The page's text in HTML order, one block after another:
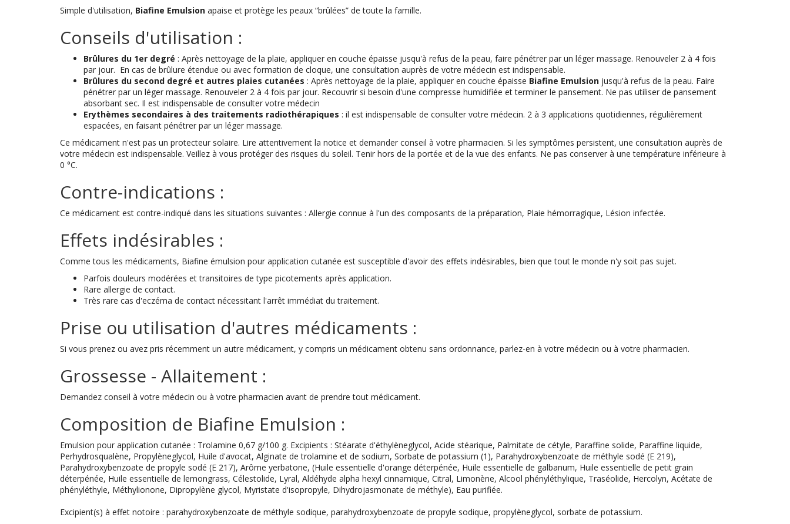
Simple d'utilisation, Biafine Emulsion apaise et protège les peaux “brûlées” de toute la famille.
Conseils d'utilisation :
Brûlures du 1er degré : Après nettoyage de la plaie, appliquer en couche épaisse jusqu'à refus de la peau, faire pénétrer par un léger massage. Renouveler 2 à 4 fois
par jour. En cas de brûlure étendue ou avec formation de cloque, une consultation auprès de votre médecin est indispensable.
Brûlures du second degré et autres plaies cutanées : Après nettoyage de la plaie, appliquer en couche épaisse Biafine Emulsion jusqu'à refus de la peau. Faire
pénétrer par un léger massage. Renouveler 2 à 4 fois par jour. Recouvrir si besoin d'une compresse humidifiée et terminer le pansement. Ne pas utiliser de pansement
absorbant sec. Il est indispensable de consulter votre médecin
Erythèmes secondaires à des traitements radiothérapiques : il est indispensable de consulter votre médecin. 2 à 3 applications quotidiennes, régulièrement
espacées, en faisant pénétrer par un léger massage.
Ce médicament n'est pas un protecteur solaire. Lire attentivement la notice et demander conseil à votre pharmacien. Si les symptômes persistent, une consultation auprès de
votre médecin est indispensable. Veillez à vous protéger des risques du soleil. Tenir hors de la portée et de la vue des enfants. Ne pas conserver à une température inférieure à
0 °C.
Contre-indications :
Ce médicament est contre-indiqué dans les situations suivantes : Allergie connue à l'un des composants de la préparation, Plaie hémorragique, Lésion infectée.
Effets indésirables :
Comme tous les médicaments, Biafine émulsion pour application cutanée est susceptible d'avoir des effets indésirables, bien que tout le monde n'y soit pas sujet.
Parfois douleurs modérées et transitoires de type picotements après application.
Rare allergie de contact.
Très rare cas d'eczéma de contact nécessitant l'arrêt immédiat du traitement.
Prise ou utilisation d'autres médicaments :
Si vous prenez ou avez pris récemment un autre médicament, y compris un médicament obtenu sans ordonnance, parlez-en à votre médecin ou à votre pharmacien.
Grossesse - Allaitement :
Demandez conseil à votre médecin ou à votre pharmacien avant de prendre tout médicament.
Composition de Biafine Emulsion :
Emulsion pour application cutanée : Trolamine 0,67 g/100 g. Excipients : Stéarate d'éthylèneglycol, Acide stéarique, Palmitate de cétyle, Paraffine solide, Paraffine liquide,
Perhydrosqualène, Propylèneglycol, Huile d'avocat, Alginate de trolamine et de sodium, Sorbate de potassium (1), Parahydroxybenzoate de méthyle sodé (E 219),
Parahydroxybenzoate de propyle sodé (E 217), Arôme yerbatone, (Huile essentielle d'orange déterpénée, Huile essentielle de galbanum, Huile essentielle de petit grain
déterpénée, Huile essentielle de lemongrass, Célestolide, Lyral, Aldéhyde alpha hexyl cinnamique, Citral, Limonène, Alcool phényléthylique, Traséolide, Hercolyn, Acétate de
phényléthyle, Méthylionone, Dipropylène glycol, Myristate d'isopropyle, Dihydrojasmonate de méthyle), Eau purifiée.
Excipient(s) à effet notoire : parahydroxybenzoate de méthyle sodique, parahydroxybenzoate de propyle sodique, propylèneglycol, sorbate de potassium.